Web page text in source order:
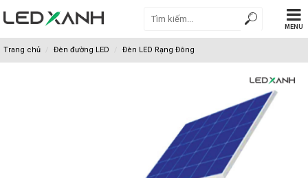
MENU
Trang chủ Đèn đường LED Đèn LED Rạng Đông